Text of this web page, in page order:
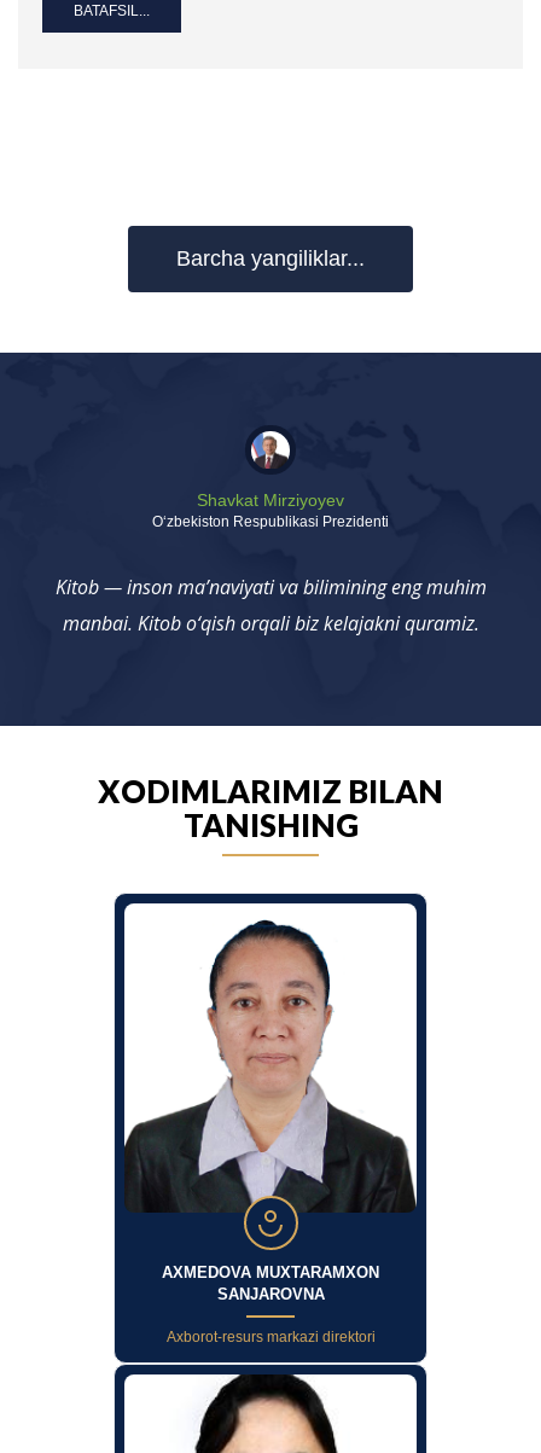
BATAFSIL...
Barcha yangiliklar...
Shavkat Mirziyoyev
Oʻzbekiston Respublikasi Prezidenti
Kitob — inson ma’naviyati va bilimining eng muhim
manbai. Kitob o‘qish orqali biz kelajakni quramiz.
XODIMLARIMIZ BILAN
TANISHING
AXMEDOVA MUXTARAMXON
SANJAROVNA
Axborot-resurs markazi direktori